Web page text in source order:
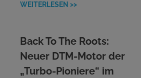
WEITERLESEN >>
Back To The Roots:
Neuer DTM-Motor der
„Turbo-Pioniere“ im